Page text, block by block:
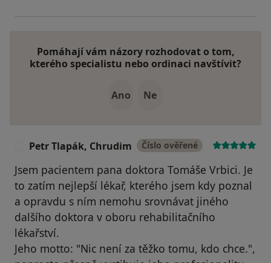
Pomáhají vám názory rozhodovat o tom,
kterého specialistu nebo ordinaci navštívit?
Ano Ne
Petr Tlapák, Chrudim Číslo ověřené
Jsem pacientem pana doktora Tomáše Vrbici. Je
to zatím nejlepší lékař, kterého jsem kdy poznal
a opravdu s ním nemohu srovnávat jiného
dalšího doktora v oboru rehabilitačního
lékařství.
Jeho motto: "Nic není za těžko tomu, kdo chce.",